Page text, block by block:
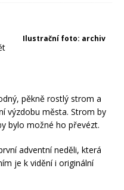
Ilustrační foto: archiv
pěkně rostlý strom a
výzdobu města. Strom by
bylo možné ho převézt.
adventní neděli, která
je k vidění i originální